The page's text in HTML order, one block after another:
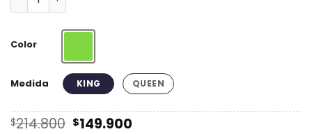
Color
Medida KING QUEEN
$214.800 El
$149.900El